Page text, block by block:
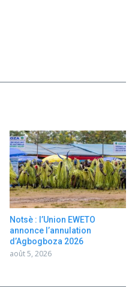
Notsè : l’Union EWETO
annonce l’annulation
d’Agbogboza 2026
août 5, 2026